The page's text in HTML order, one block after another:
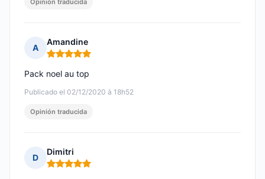
Opinión traducida
A
Amandine
Nota: 5 de 5
Publicado el 02/12/2020 à 18h52
Pack noel au top
Opinión traducida
D
Dimitri
Nota: 5 de 5